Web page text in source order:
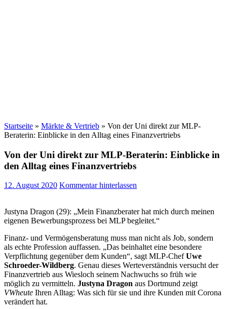
Startseite » Märkte & Vertrieb » Von der Uni direkt zur MLP-
Beraterin: Einblicke in den Alltag eines Finanzvertriebs
Von der Uni direkt zur MLP-Beraterin: Einblicke in
den Alltag eines Finanzvertriebs
12. August 2020 Kommentar hinterlassen
Justyna Dragon (29): „Mein Finanzberater hat mich durch meinen
eigenen Bewerbungsprozess bei MLP begleitet.“
Finanz- und Vermögensberatung muss man nicht als Job, sondern
als echte Profession auffassen. „Das beinhaltet eine besondere
Verpflichtung gegenüber dem Kunden“, sagt MLP-ChefUwe
Schroeder-Wildberg. Genau dieses Werteverständnis versucht der
Finanzvertrieb aus Wiesloch seinem Nachwuchs so früh wie
möglich zu vermitteln. Justyna Dragon aus Dortmund zeigt
VWheute Ihren Alltag: Was sich für sie und ihre Kunden mit Corona
verändert hat.